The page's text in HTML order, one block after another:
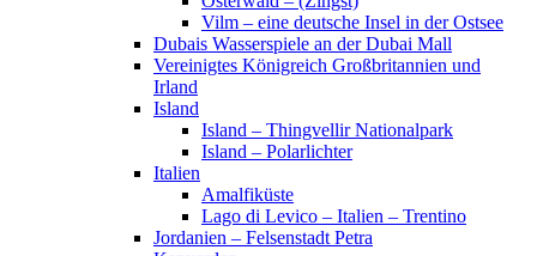
Vilm – eine deutsche Insel in der Ostsee
Dubais Wasserspiele an der Dubai Mall
Vereinigtes Königreich Großbritannien und
Irland
Island
Island – Thingvellir Nationalpark
Island – Polarlichter
Italien
Amalfiküste
Lago di Levico – Italien – Trentino
Jordanien – Felsenstadt Petra